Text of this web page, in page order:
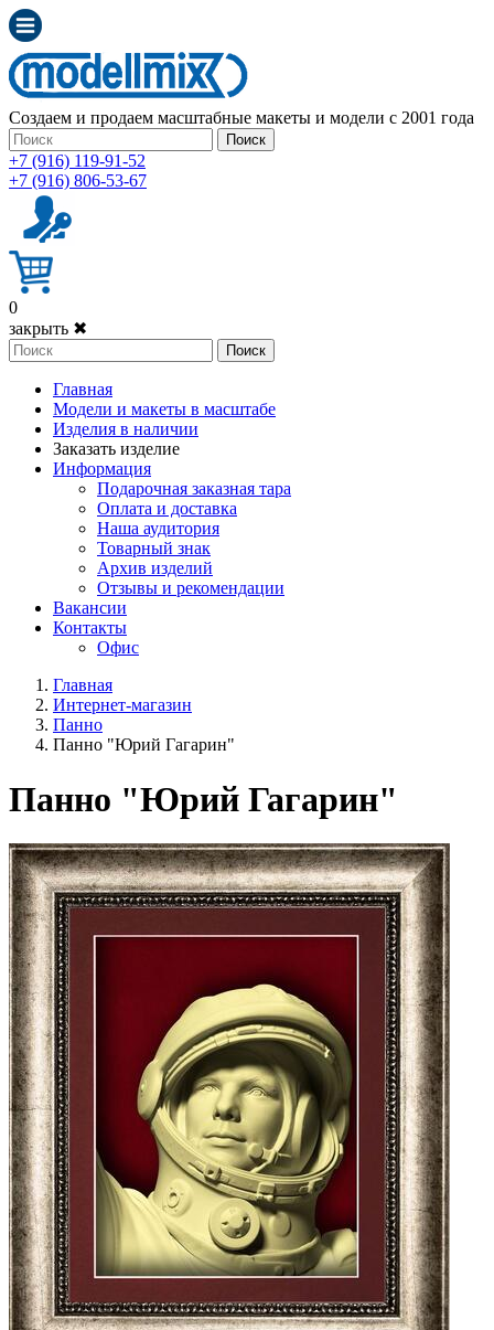
Создаем и продаем масштабные макеты и модели с 2001 года
Поиск
+7 (916) 119-91-52
+7 (916) 806-53-67
0
закрыть ✖
Поиск
Главная
Модели и макеты в масштабе
Изделия в наличии
Заказать изделие
Информация
Подарочная заказная тара
Оплата и доставка
Наша аудитория
Товарный знак
Архив изделий
Отзывы и рекомендации
Вакансии
Контакты
Офис
Главная
Интернет-магазин
Панно
Панно "Юрий Гагарин"
Панно "Юрий Гагарин"